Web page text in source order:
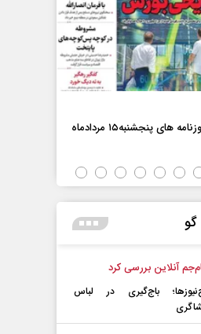
پنجشنبه‌۱۵ مردادماه
آنلاین بررسی کرد
باج‌گیری در لباس